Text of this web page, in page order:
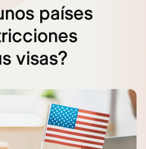
países
visas?